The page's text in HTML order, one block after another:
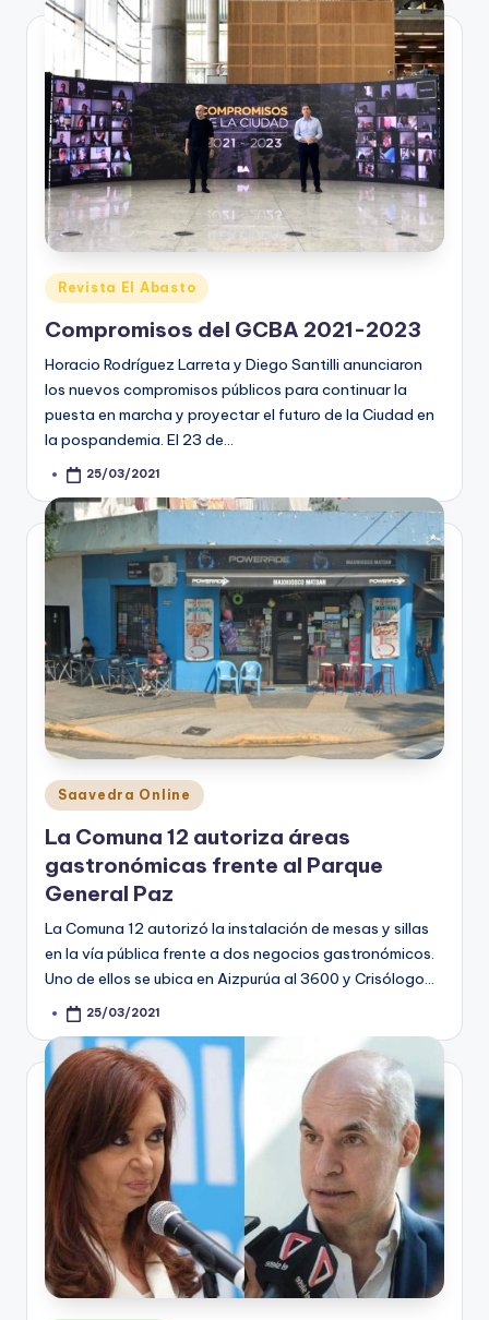
Posted
in
Revista El Abasto
Compromisos del GCBA 2021-2023
Horacio Rodríguez Larreta y Diego Santilli anunciaron
los nuevos compromisos públicos para continuar la
puesta en marcha y proyectar el futuro de la Ciudad en
la pospandemia. El 23 de…
Posted25/03/2021
Posted
in
Saavedra Online
La Comuna 12 autoriza áreas
gastronómicas frente al Parque
General Paz
La Comuna 12 autorizó la instalación de mesas y sillas
en la vía pública frente a dos negocios gastronómicos.
Uno de ellos se ubica en Aizpurúa al 3600 y Crisólogo…
Posted25/03/2021